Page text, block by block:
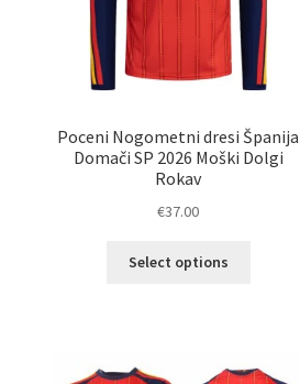
Poceni Nogometni dresi Španija
Domači SP 2026 Moški Dolgi
Rokav
€37.00
Select options
Možnosti